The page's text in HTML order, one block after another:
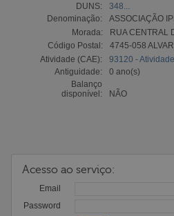
DUNS:
348...
Denominação:
ASSOCIAÇÃO
Morada:
RUA CENTRAL
Código Postal:
4745-058
Atividade (CAE):
93120 -
Antiguidade:
0 ano(s)
Balanço
disponível:
NÃO
Acesso ao serviço:
Email
Password